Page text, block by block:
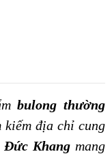
bulong thường
kiếm địa chỉ cung
Đức Khang mang